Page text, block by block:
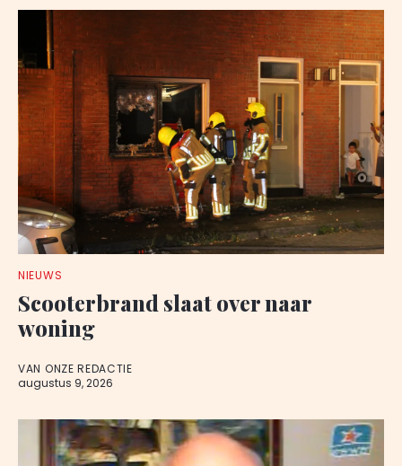
NIEUWS
Scooterbrand slaat over naar
woning
VAN ONZE REDACTIE
augustus 9, 2026